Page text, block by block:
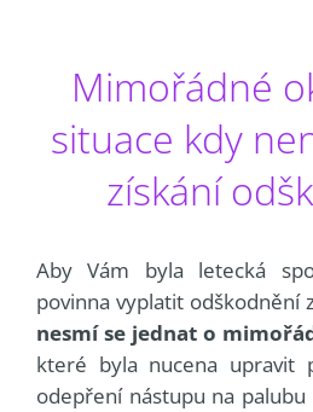
Mimořádné
situace kdy
získání
Aby Vám byla letecká
povinna vyplatit odškodnění
nesmí se jednat o
které byla nucena upravit
odepření nástupu na